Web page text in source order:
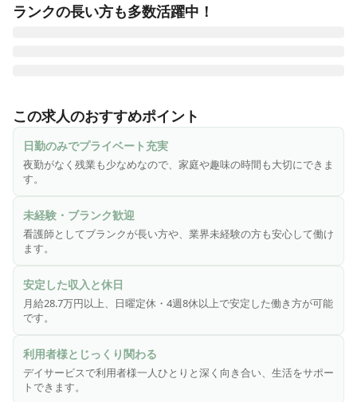
ランクの長い方も多数活躍中！
デイサービスにおける看護業務全般をお任せします。
・ご利用者の健康管理、服薬管理
・傷や褥瘡(床ずれ)処置、浴後の軟膏塗布、爪切り
・機能訓練の計画策定や訓練実務、モニタリング
・口腔機能の計画策定・訓練実務、モニタリング
・介護業務の補助
・各種記録
・ご利用者やご家族への相談援助
・その他、上記に付帯する業務
※業務効率化のため記録業務や勤怠管理は専用アプリを使用
しています。
※簡単な文字入力（メール打ち程度）ができれば問題ござい
ません。
この求人のおすすめポイント
日勤のみでプライベート充実
夜勤がなく残業も少なめなので、家庭や趣味の時間も大切にできま
す。
未経験・ブランク歓迎
看護師としてブランクが長い方や、業界未経験の方も安心して働け
ます。
安定した収入と休日
月給28.7万円以上、日曜定休・4週8休以上で安定した働き方が可能
です。
利用者様とじっくり関わる
デイサービスで利用者様一人ひとりと深く向き合い、生活をサポー
トできます。